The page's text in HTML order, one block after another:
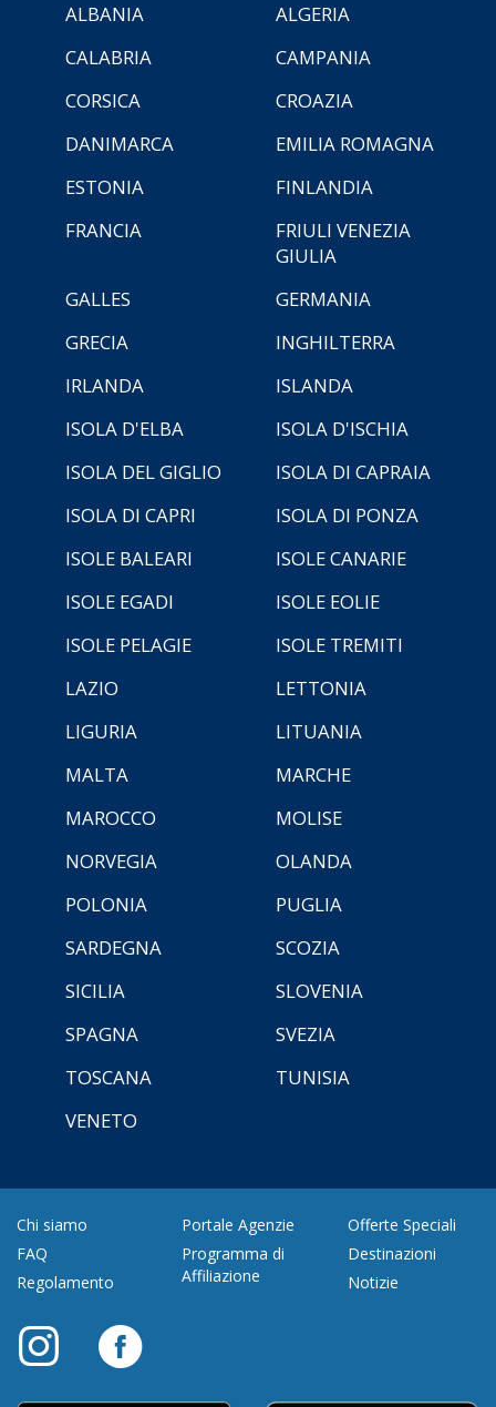
ALBANIA
ALGERIA
CALABRIA
CAMPANIA
CORSICA
CROAZIA
DANIMARCA
EMILIA ROMAGNA
ESTONIA
FINLANDIA
FRANCIA
FRIULI VENEZIA
GIULIA
GALLES
GERMANIA
GRECIA
INGHILTERRA
IRLANDA
ISLANDA
ISOLA D'ELBA
ISOLA D'ISCHIA
ISOLA DEL GIGLIO
ISOLA DI CAPRAIA
ISOLA DI CAPRI
ISOLA DI PONZA
ISOLE BALEARI
ISOLE CANARIE
ISOLE EGADI
ISOLE EOLIE
ISOLE PELAGIE
ISOLE TREMITI
LAZIO
LETTONIA
LIGURIA
LITUANIA
MALTA
MARCHE
MAROCCO
MOLISE
NORVEGIA
OLANDA
POLONIA
PUGLIA
SARDEGNA
SCOZIA
SICILIA
SLOVENIA
SPAGNA
SVEZIA
TOSCANA
TUNISIA
VENETO
Chi siamo
FAQ
Regolamento
Portale Agenzie
Programma di
Affiliazione
Offerte Speciali
Destinazioni
Notizie